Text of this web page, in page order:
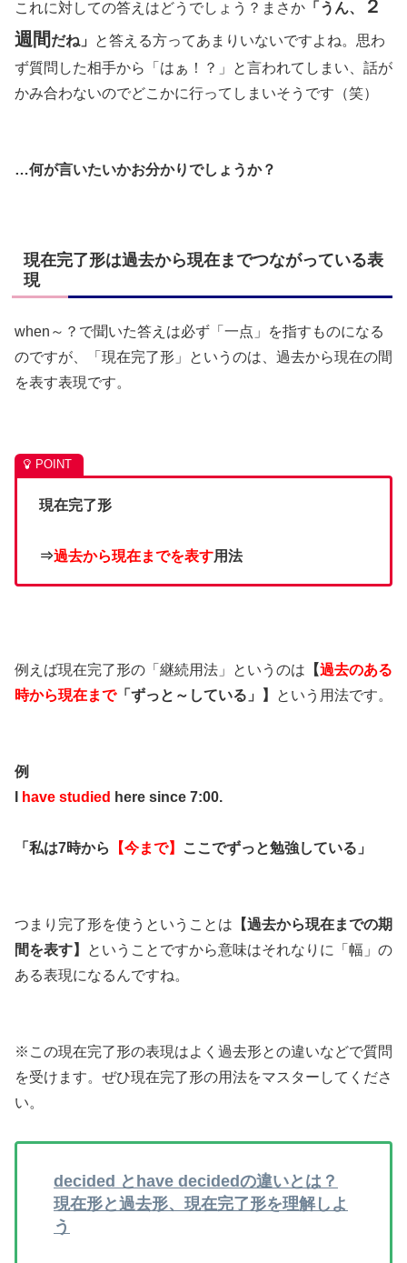
これに対しての答えはどうでしょう？まさか 「うん、
２
週間 だね」
と答える方ってあまりいないですよね。思わ
ず質問した相手から「はぁ！？」と言われてしまい、話が
かみ合わないのでどこかに行ってしまいそうです（笑）
…何が言いたいかお分かりでしょうか？
現在完了形は過去から現在までつながっている表
現
when～？で聞いた答えは必ず「一点」を指すものになる
のですが、「現在完了形」というのは、過去から現在の間
を表す表現です。
現在完了形
⇒過去から現在までを表す用法
例えば現在完了形の「継続用法」というのは 【過去のある
時から現在まで「ずっと～している」】 という用法です。
例
have studied here since 7:00.
「私は7時から 【今まで】 ここでずっと勉強している」
つまり完了形を使うということは 【過去から現在までの期
間を表す】
ということですから意味はそれなりに「幅」の
ある表現になるんですね。
※この現在完了形の表現はよく過去形との違いなどで質問
を受けます。ぜひ現在完了形の用法をマスターしてくださ
い。
decided とhave decidedの違いとは？
現在形と過去形、現在完了形を理解しよ
う